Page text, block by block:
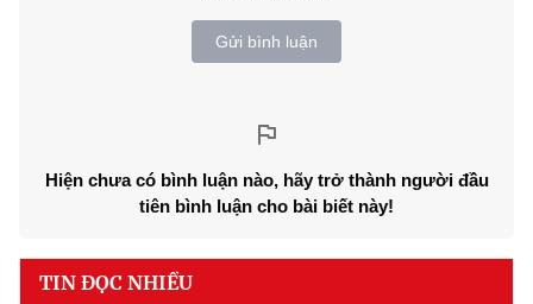
Gửi bình luận
Hiện chưa có bình luận nào, hãy trở thành người đầu
tiên bình luận cho bài biết này!
TIN ĐỌC NHIỀU